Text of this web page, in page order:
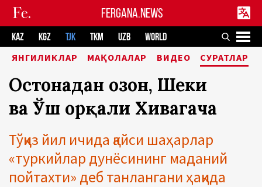
FERGANA.NEWS
KAZ KGZ TJK TKM UZB WORLD
ЯНГИЛИКЛАР МАҚОЛАЛАР ВИДЕО СУРАТЛАР
Остонадан Қозон, Шеки
ва Ўш орқали Хивагача
Тўққиз йил ичида қайси шаҳарлар
«туркийлар дунёсининг маданий
пойтахти» деб танлангани ҳақида